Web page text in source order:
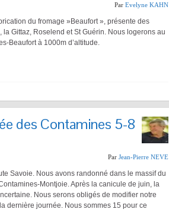
Par Evelyne KAHN
du fromage »Beaufort », présente des
Gittaz, Roselend et St Guérin. Nous logerons au
Beaufort à 1000m d’altitude.
des Contamines 5-8
Par Jean-Pierre NEVE
Savoie. Nous avons randonné dans le massif du
Montjoie. Après la canicule de juin, la
Nous serons obligés de modifier notre
dernière journée. Nous sommes 15 pour ce